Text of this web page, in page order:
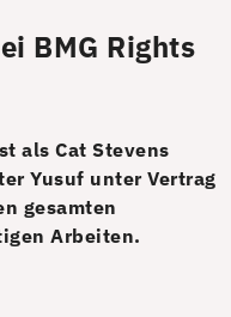
BMG Rights
als Cat Stevens
Yusuf unter Vertrag
gesamten
Arbeiten.